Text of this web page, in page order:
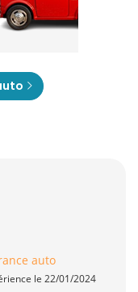
auto
le 22/01/2024